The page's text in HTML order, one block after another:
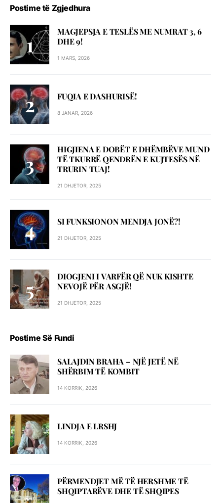
Postime të Zgjedhura
MAGJEPSJA E TESLËS ME NUMRAT 3, 6
DHE 9!
1 MARS, 2026
FUQIA E DASHURISË!
8 JANAR, 2026
HIGJIENA E DOBËT E DHËMBËVE MUND
TË TKURRË QENDRËN E KUJTESËS NË
TRURIN TUAJ!
21 DHJETOR, 2025
SI FUNKSIONON MENDJA JONË?!
21 DHJETOR, 2025
DIOGJENI I VARFËR QË NUK KISHTE
NEVOJË PËR ASGJË!
21 DHJETOR, 2025
Postime Së Fundi
SALAJDIN BRAHA – NJЁ JETЁ NЁ
SHЁRBIM TЁ KOMBIT
14 KORRIK, 2026
LINDJA E LRSHJ
14 KORRIK, 2026
PËRMENDJET MË TË HERSHME TË
SHQIPTARËVE DHE TË SHQIPES